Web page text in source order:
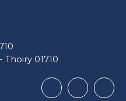
01710